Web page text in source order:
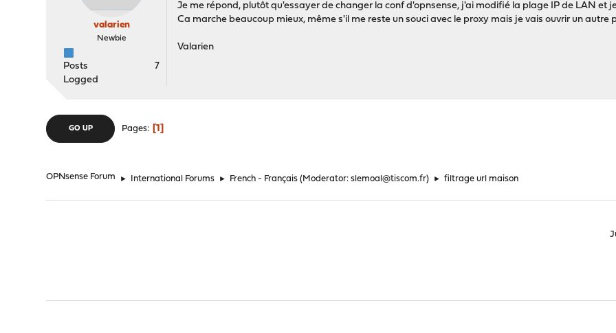
valarien
Newbie
Posts
7
Logged
Je me répond, plutôt qu'essayer de changer la conf d'opnsense, j'ai modifié la plage IP de LAN et
Ca marche beaucoup mieux, même s'il me reste un souci avec le proxy mais je vais ouvrir un autre
Valarien
GO UP Pages 1
OPNsense Forum ► International Forums ► French - Français (Moderator:slemoal@tiscom.fr) ► filtrage url maison